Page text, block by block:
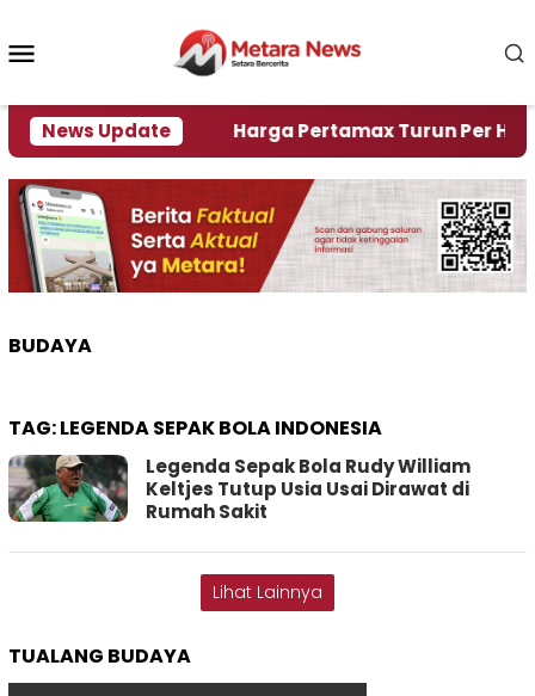
konten
News Update
Krisi Air Harga Pertamax Turun Per Hari Ini,
BUDAYA
TAG:LEGENDA SEPAK BOLA INDONESIA
Legenda Sepak Bola Rudy William
Keltjes Tutup Usia Usai Dirawat di
Rumah Sakit
Lihat Lainnya
TUALANG BUDAYA